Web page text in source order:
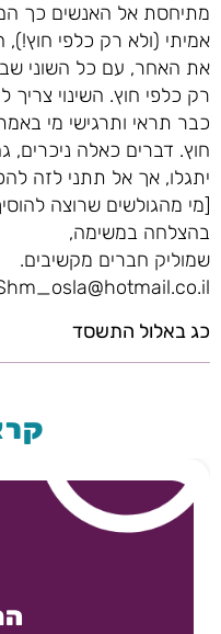
מתיחסת אל האנשים כך הם
אמיתי (ולא רק כלפי חוץ!),
את האחר, עם כל השוני
רק כלפי חוץ. השינוי
כבר תראי ותרגישי מי
חוץ. דברים כאלה
יתגלו, אך אל תתני לזה
[מי מהגולשים שרוצה
בהצלחה במשימה,
שמוליק חברים מקשיבים.
כג באלול התשסד